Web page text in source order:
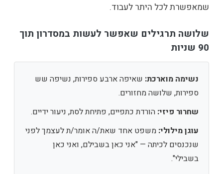
שמאפשרת לכל היתר לעבוד.
שלושה תרגילים שאפשר לעשות במסדרון תוך
90 שניות
נשימה מוארכת: שאיפה ארבע ספירות, נשיפה שש
ספירות, שלושה מחזורים.
שחרור פיזי: הורדת כתפיים, פתיחת לסת, ניעור ידיים.
עוגן מילולי: משפט אחד שאת/ה אומר/ת לעצמך לפני
שנכנסים לכיתה — "אני כאן בשבילם, ואני כאן
בשבילי".